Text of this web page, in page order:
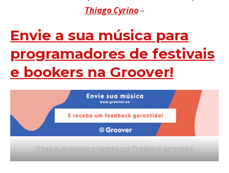
Thiago Cyrino–
Envie a sua música para
programadores de festivais
e bookers na Groover!
Envie sua música e receba um feedback garantido